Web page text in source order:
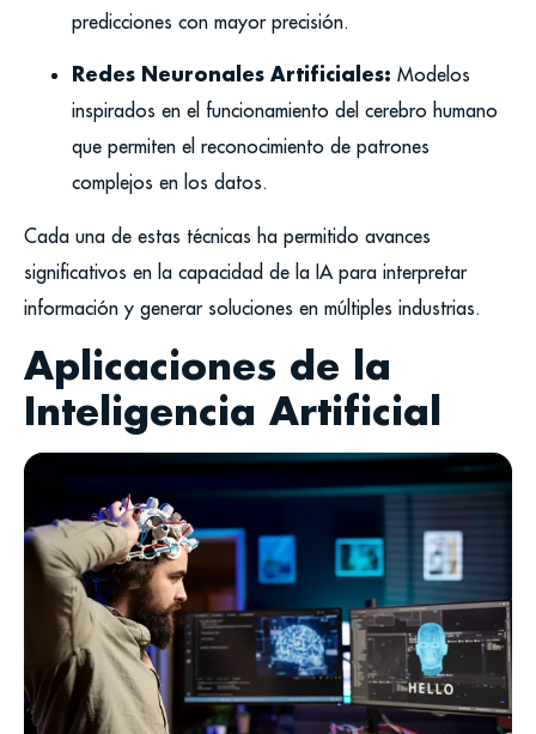
predicciones con mayor precisión.
Redes Neuronales Artificiales: Modelos
inspirados en el funcionamiento del cerebro humano
que permiten el reconocimiento de patrones
complejos en los datos.
Cada una de estas técnicas ha permitido avances
significativos en la capacidad de la IA para interpretar
información y generar soluciones en múltiples industrias.
Aplicaciones de la
Inteligencia Artificial